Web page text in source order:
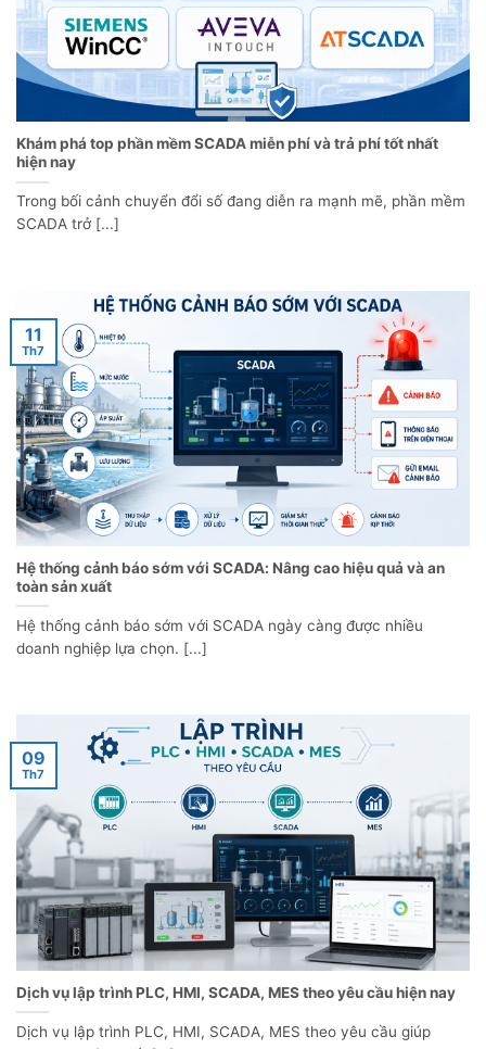
Khám phá top phần mềm SCADA miễn phí và trả phí tốt nhất
hiện nay
Trong bối cảnh chuyển đổi số đang diễn ra mạnh mẽ, phần mềm
SCADA trở [...]
Hệ thống cảnh báo sớm với SCADA: Nâng cao hiệu quả và an
toàn sản xuất
Hệ thống cảnh báo sớm với SCADA ngày càng được nhiều
doanh nghiệp lựa chọn. [...]
11
Th7
Dịch vụ lập trình PLC, HMI, SCADA, MES theo yêu cầu hiện nay
Dịch vụ lập trình PLC, HMI, SCADA, MES theo yêu cầu giúp
09
Th7